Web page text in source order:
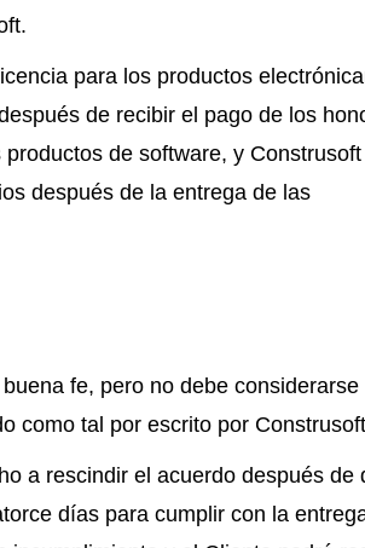
para los productos
de recibir el pago de los
de software, y
después de la entrega de las
fe, pero no debe considerarse
como tal por escrito por
a rescindir el acuerdo después de
días para cumplir con la